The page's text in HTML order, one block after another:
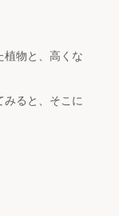
植物と、高くな
みると、そこに